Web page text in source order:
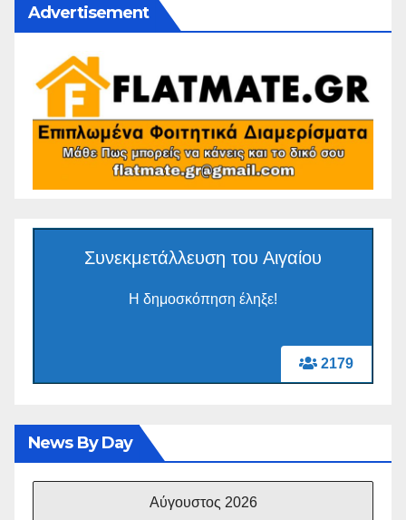
Advertisement
2179
Συνεκμετάλλευση του Αιγαίου
Η δημοσκόπηση έληξε!
News By Day
Αύγουστος 2026